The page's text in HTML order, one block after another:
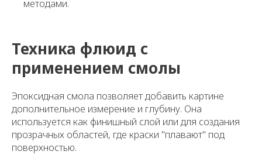
методами.
Техника флюид с
применением смолы
Эпоксидная смола позволяет добавить картине
дополнительное измерение и глубину. Она
используется как финишный слой или для создания
прозрачных областей, где краски "плавают" под
поверхностью.